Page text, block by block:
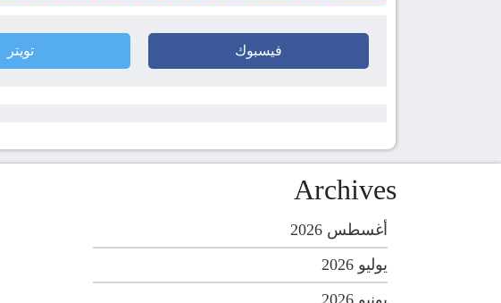
فيسبوك تويتر
Archives
أغسطس 2026
يوليو 2026
يونيو 2026